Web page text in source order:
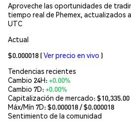
Aproveche las oportunidades de
tiempo real de Phemex, actualizados
UTC
Actual
$0.000018 (Ver precio en vivo )
Tendencias recientes
Cambio 24H:+0.00%
Cambio 7D:+0.00%
Capitalización de mercado:$10,335.00
Máx/Mín 7D: $0.000018/ $0.000018
Sentimiento de la comunidad